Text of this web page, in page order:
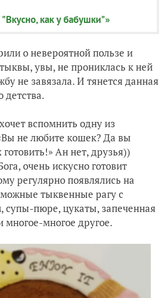
как у бабушки"»
о невероятной пользе и
увы, не прониклась к ней
не завязала. И тянется данная
детства.
вспомнить одну из
не любите кошек? Да вы
Ан нет, друзья))
очень искусно готовит
регулярно появлялись на
тыквенные рагу с
пюре, цукаты, запеченная
многое-многое другое.